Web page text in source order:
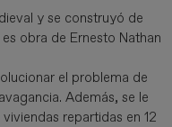
y se construyó de
obra de Ernesto Nathan
el problema de
Además, se le
repartidas en 12